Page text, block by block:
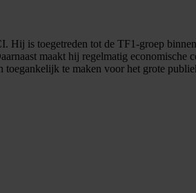
is toegetreden tot de TF1-groep
maakt hij regelmatig
toegankelijk te maken voor het grote